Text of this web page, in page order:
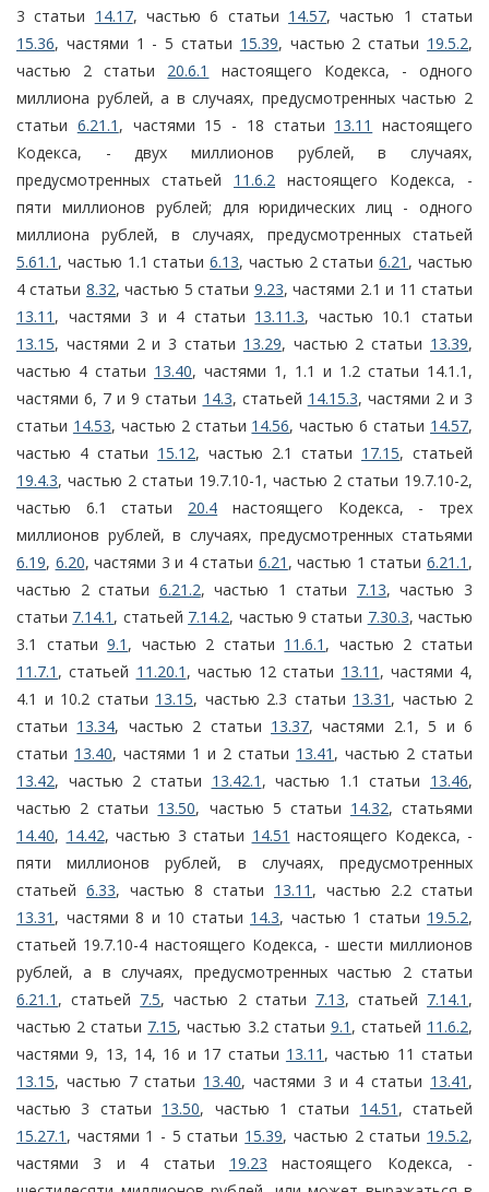
3 статьи 14.17, частью 6 статьи 14.57, частью 1 статьи
15.36, частями 1 - 5 статьи 15.39, частью 2 статьи 19.5.2,
частью 2 статьи 20.6.1
настоящего Кодекса, - одного
миллиона рублей, а в случаях, предусмотренных частью 2
статьи 6.21.1 , частями 15 - 18 статьи 13.11
настоящего
Кодекса, - двух миллионов рублей, в случаях,
предусмотренных статьей 11.6.2 настоящего Кодекса, -
пяти миллионов рублей; для юридических лиц - одного
миллиона рублей, в случаях, предусмотренных статьей
5.61.1 , частью 1.1 статьи6.13, частью 2 статьи6.21 , частью
4 статьи 8.32, частью 5 статьи 9.23, частями 2.1 и 11 статьи
13.11 , частями 3 и 4 статьи 13.11.3, частью 10.1 статьи
13.15, частями 2 и 3 статьи 13.29, частью 2 статьи 13.39,
частью 4 статьи 13.40, частями 1, 1.1 и 1.2 статьи 14.1.1,
частями 6, 7 и 9 статьи 14.3, статьей 14.15.3, частями 2 и 3
статьи 14.53, частью 2 статьи 14.56, частью 6 статьи 14.57,
частью 4 статьи 15.12, частью 2.1 статьи 17.15, статьей
19.4.3, частью 2 статьи 19.7.10-1, частью 2 статьи 19.7.10-2,
частью 6.1 статьи 20.4 настоящего Кодекса, - трех
миллионов рублей, в случаях, предусмотренных статьями
6.19, 6.20, частями 3 и 4 статьи 6.21 , частью 1 статьи6.21.1 ,
частью 2 статьи 6.21.2, частью 1 статьи 7.13, частью 3
статьи 7.14.1 , статьей 7.14.2, частью 9 статьи 7.30.3, частью
3.1 статьи9.1 , частью 2 статьи 11.6.1 , частью 2 статьи
11.7.1 , статьей 11.20.1 , частью 12 статьи 13.11 , частями 4,
4.1 и 10.2 статьи 13.15, частью 2.3 статьи 13.31 , частью 2
статьи 13.34, частью 2 статьи 13.37, частями 2.1, 5 и 6
статьи 13.40, частями 1 и 2 статьи 13.41 , частью 2 статьи
13.42, частью 2 статьи 13.42.1 , частью 1.1 статьи 13.46,
частью 2 статьи 13.50, частью 5 статьи 14.32, статьями
14.40, 14.42, частью 3 статьи 14.51 настоящего Кодекса, -
пяти миллионов рублей, в случаях, предусмотренных
статьей 6.33, частью 8 статьи 13.11 , частью 2.2 статьи
13.31 , частями 8 и 10 статьи 14.3, частью 1 статьи 19.5.2,
статьей 19.7.10-4 настоящего Кодекса, - шести миллионов
рублей, а в случаях, предусмотренных частью 2 статьи
6.21.1 , статьей 7.5, частью 2 статьи 7.13, статьей 7.14.1 ,
частью 2 статьи 7.15, частью 3.2 статьи 9.1 , статьей 11.6.2,
частями 9, 13, 14, 16 и 17 статьи 13.11 , частью 11 статьи
13.15, частью 7 статьи 13.40, частями 3 и 4 статьи 13.41 ,
частью 3 статьи 13.50, частью 1 статьи 14.51 , статьей
15.27.1 , частями 1 - 5 статьи 15.39, частью 2 статьи 19.5.2,
частями 3 и 4 статьи 19.23 настоящего Кодекса, -